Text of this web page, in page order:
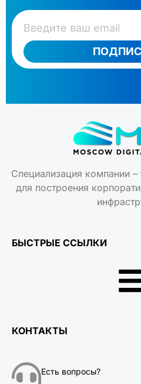
Специализация компании
для построения
БЫСТРЫЕ ССЫЛКИ
КОНТАКТЫ
Есть вопросы?